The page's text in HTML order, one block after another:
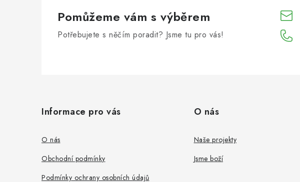
Pomůžeme vám s výběrem
Potřebujete s něčím poradit? Jsme tu pro vás!
Informace pro vás
O nás
Obchodní podmínky
Podmínky ochrany osobních údajů
O nás
Naše projekty
Jsme boží